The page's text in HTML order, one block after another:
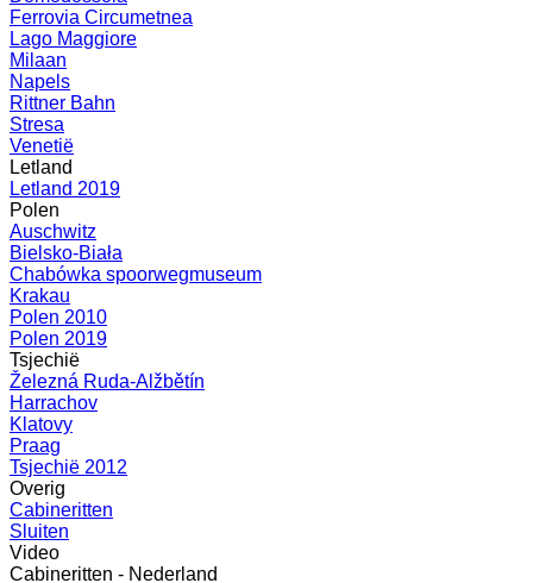
Ferrovia Circumetnea
Lago Maggiore
Milaan
Napels
Rittner Bahn
Stresa
Venetië
Letland
Letland 2019
Polen
Auschwitz
Bielsko-Biała
Chabówka spoorwegmuseum
Krakau
Polen 2010
Polen 2019
Tsjechië
Železná Ruda-Alžbětín
Harrachov
Klatovy
Praag
Tsjechië 2012
Overig
Cabineritten
Sluiten
Video
Cabineritten - Nederland